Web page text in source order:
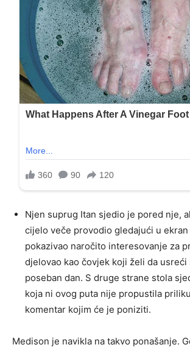
Njen suprug Itan sjedio je pored nje,
cijelo veče provodio gledajući u
pokazivao naročito interesovanje za
djelovao kao čovjek koji želi da usreći
poseban dan. S druge strane stola
koja ni ovog puta nije propustila
komentar kojim će je poniziti.
Medison je navikla na takvo ponašanje.